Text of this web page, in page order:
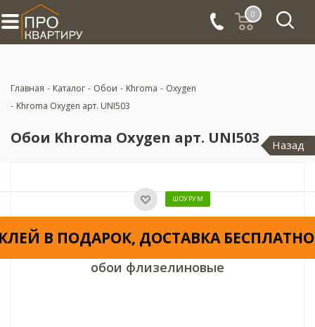
0
Главная - Каталог - Обои - Khroma - Oxygen
- Khroma Oxygen арт. UNI503
Обои Khroma Oxygen арт. UNI503 Назад
ШОУРУМ
В ПОДАРОК, ДОСТАВКА
обои флизелиновые